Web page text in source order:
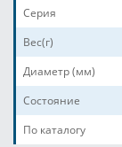
Серия
Вес(г)
Диаметр (мм)
Состояние
По каталогу